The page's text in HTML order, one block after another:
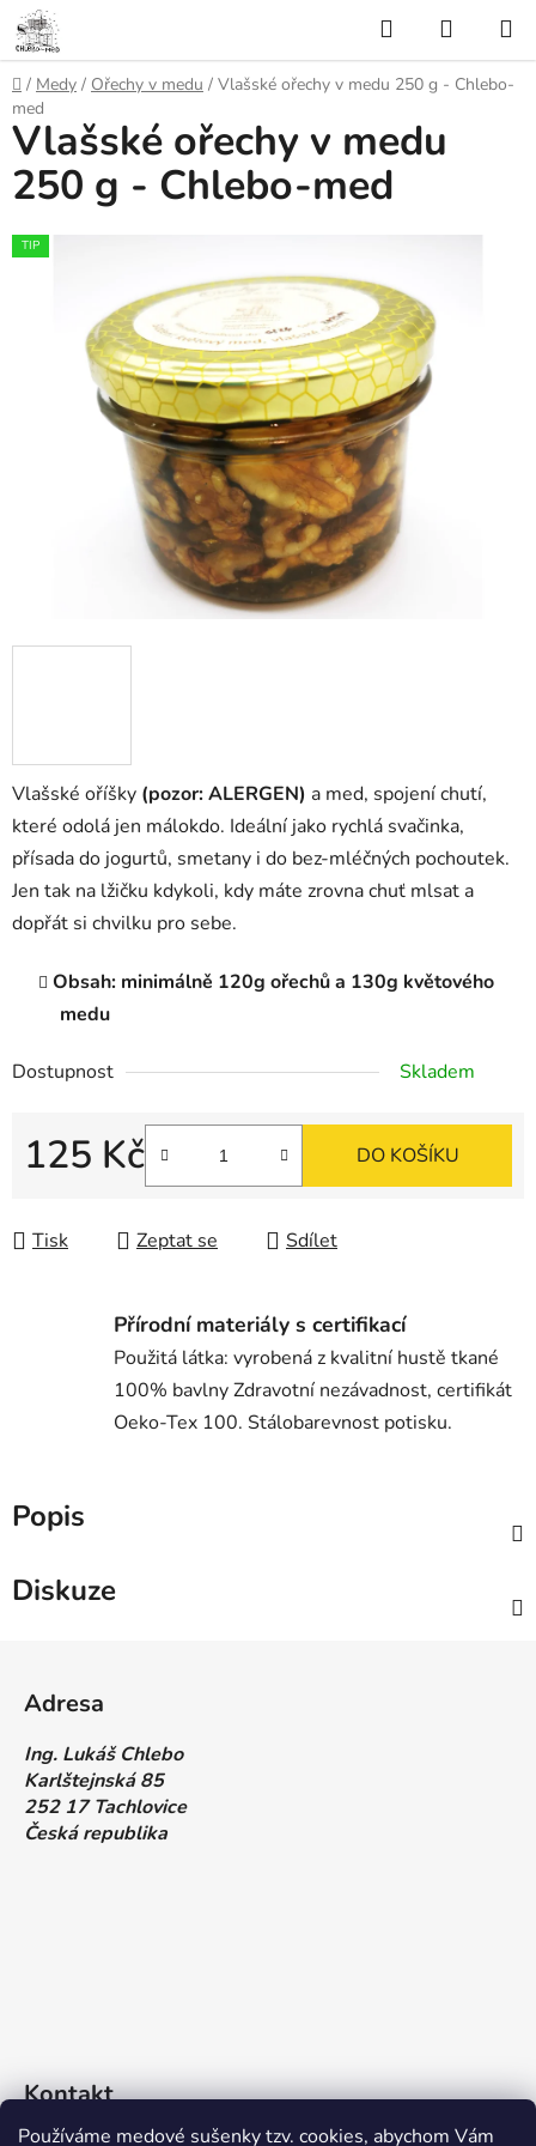
Používáme medové sušenky tzv. cookies, abychom Vám
Přejít
na
obsah
Hledat
KOŠÍK
Domů
/ Medy / Ořechy v medu / Vlašské ořechy v medu 250 g - Chlebo-
med
Vlašské oříšky (pozor: ALERGEN) a med, spojení chutí,
které odolá jen málokdo. Ideální jako rychlá svačinka,
přísada do jogurtů, smetany i do bez-mléčných pochoutek.
Jen tak na lžičku kdykoli, kdy máte zrovna chuť mlsat a
dopřát si chvilku pro sebe.
Obsah: minimálně 120g ořechů a 130g květového
medu
Dostupnost Skladem
125 Kč DO KOŠÍKU
Tisk Zeptat se Sdílet
Vlašské ořechy v medu
250 g - Chlebo-med
TIP
Přírodní materiály s certifikací
Použitá látka: vyrobená z kvalitní hustě tkané
100% bavlny Zdravotní nezávadnost, certifikát
Oeko-Tex 100. Stálobarevnost potisku.
Popis
Diskuze
Adresa
Ing. Lukáš Chlebo
Karlštejnská 85
252 17 Tachlovice
Česká republika
Kontakt